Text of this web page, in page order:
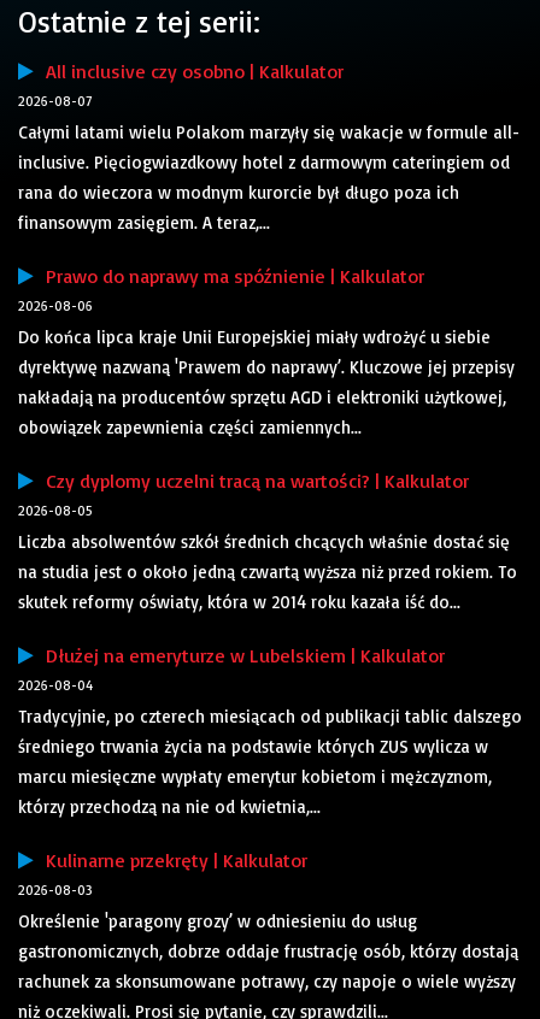
Ostatnie z tej serii:
All inclusive czy osobno | Kalkulator
2026-08-07
Całymi latami wielu Polakom marzyły się wakacje w formule all-
inclusive. Pięciogwiazdkowy hotel z darmowym cateringiem od
rana do wieczora w modnym kurorcie był długo poza ich
finansowym zasięgiem. A teraz,...
Prawo do naprawy ma spóźnienie | Kalkulator
2026-08-06
Do końca lipca kraje Unii Europejskiej miały wdrożyć u siebie
dyrektywę nazwaną 'Prawem do naprawy’. Kluczowe jej przepisy
nakładają na producentów sprzętu AGD i elektroniki użytkowej,
obowiązek zapewnienia części zamiennych...
Czy dyplomy uczelni tracą na wartości? | Kalkulator
2026-08-05
Liczba absolwentów szkół średnich chcących właśnie dostać się
na studia jest o około jedną czwartą wyższa niż przed rokiem. To
skutek reformy oświaty, która w 2014 roku kazała iść do...
Dłużej na emeryturze w Lubelskiem | Kalkulator
2026-08-04
Tradycyjnie, po czterech miesiącach od publikacji tablic dalszego
średniego trwania życia na podstawie których ZUS wylicza w
marcu miesięczne wypłaty emerytur kobietom i mężczyznom,
którzy przechodzą na nie od kwietnia,...
Kulinarne przekręty | Kalkulator
2026-08-03
Określenie 'paragony grozy’ w odniesieniu do usług
gastronomicznych, dobrze oddaje frustrację osób, którzy dostają
rachunek za skonsumowane potrawy, czy napoje o wiele wyższy
niż oczekiwali. Prosi się pytanie, czy sprawdzili...